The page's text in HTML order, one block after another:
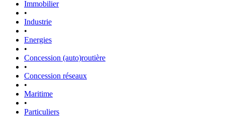
Immobilier
•
Industrie
•
Energies
•
Concession (auto)routière
•
Concession réseaux
•
Maritime
•
Particuliers